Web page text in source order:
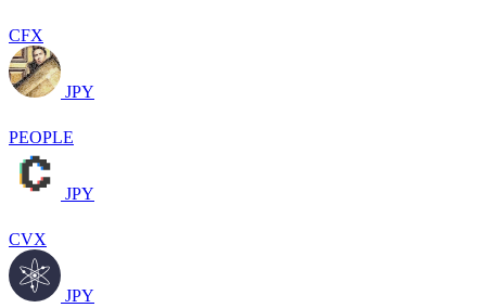
CFX
JPY
PEOPLE
JPY
CVX
JPY